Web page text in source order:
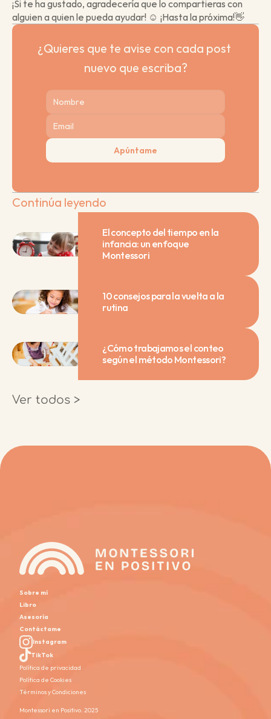
¡Si te ha gustado, agradecería que lo compartieras con
alguien a quien le pueda ayudar! ☺️  ¡Hasta la próxima!👋
¿Quieres que te avise con cada post
nuevo que escriba?
Apúntame
Continúa leyendo
El concepto del tiempo en la
infancia: un enfoque
Montessori
10 consejos para la vuelta a la
rutina
¿Cómo trabajamos el conteo
según el método Montessori?
Ver todos >
Política de privacidad
Política de Cookies
Términos y Condiciones
Sobre mí
Libro
Asesoría
Contáctame
Instagram
TikTok
Montessori en Positivo. 2025